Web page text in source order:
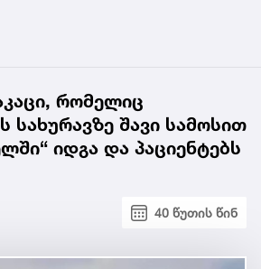
რომელიც
სახურავზე შავი სამოსით
იდგა და პაციენტებს
40 წუთის წინ